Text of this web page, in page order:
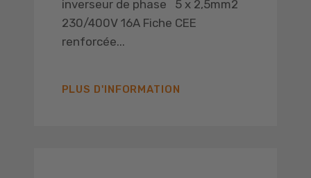
inverseur de phase 5 x 2,5mm2
230/400V 16A Fiche CEE
renforcée...
PLUS D'INFORMATION